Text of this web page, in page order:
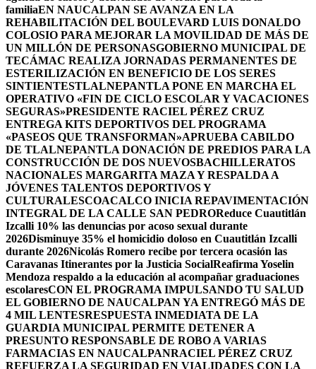
familiaEN NAUCALPAN SE AVANZA EN LA
REHABILITACIÓN DEL BOULEVARD LUIS DONALDO
COLOSIO PARA MEJORAR LA MOVILIDAD DE MÁS DE
UN MILLÓN DE PERSONASGOBIERNO MUNICIPAL DE
TECÁMAC REALIZA JORNADAS PERMANENTES DE
ESTERILIZACIÓN EN BENEFICIO DE LOS SERES
SINTIENTESTLALNEPANTLA PONE EN MARCHA EL
OPERATIVO «FIN DE CICLO ESCOLAR Y VACACIONES
SEGURAS»PRESIDENTE RACIEL PÉREZ CRUZ
ENTREGA KITS DEPORTIVOS DEL PROGRAMA
«PASEOS QUE TRANSFORMAN»APRUEBA CABILDO
DE TLALNEPANTLA DONACIÓN DE PREDIOS PARA LA
CONSTRUCCIÓN DE DOS NUEVOSBACHILLERATOS
NACIONALES MARGARITA MAZA Y RESPALDA A
JÓVENES TALENTOS DEPORTIVOS Y
CULTURALESCOACALCO INICIA REPAVIMENTACIÓN
INTEGRAL DE LA CALLE SAN PEDROReduce Cuautitlán
Izcalli 10% las denuncias por acoso sexual durante
2026Disminuye 35% el homicidio doloso en Cuautitlán Izcalli
durante 2026Nicolás Romero recibe por tercera ocasión las
Caravanas Itinerantes por la Justicia SocialReafirma Yoselin
Mendoza respaldo a la educación al acompañar graduaciones
escolaresCON EL PROGRAMA IMPULSANDO TU SALUD
EL GOBIERNO DE NAUCALPAN YA ENTREGÓ MÁS DE
4 MIL LENTESRESPUESTA INMEDIATA DE LA
GUARDIA MUNICIPAL PERMITE DETENER A
PRESUNTO RESPONSABLE DE ROBO A VARIAS
FARMACIAS EN NAUCALPANRACIEL PÉREZ CRUZ
REFUERZA LA SEGURIDAD EN VIALIDADES CON LA